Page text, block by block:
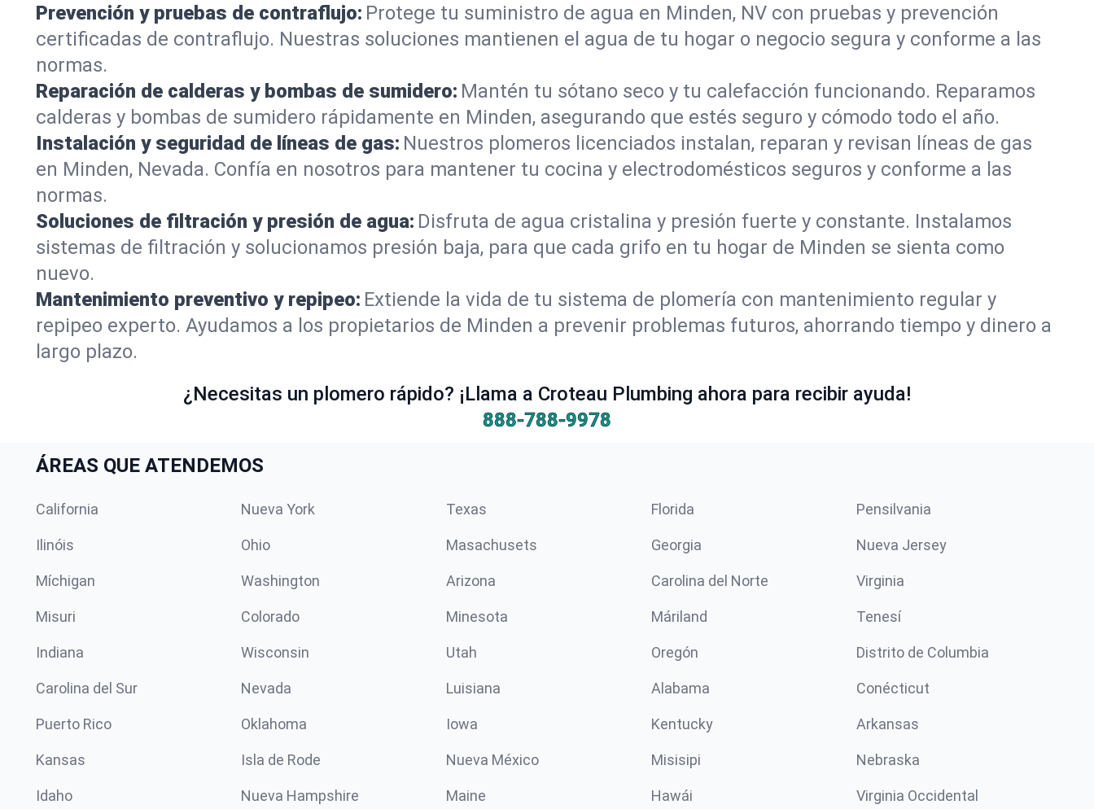
Prevención y pruebas de contraflujo: Protege tu suministro de agua en Minden, NV con pruebas y prevención
certificadas de contraflujo. Nuestras soluciones mantienen el agua de tu hogar o negocio segura y conforme a las
normas.
Reparación de calderas y bombas de sumidero: Mantén tu sótano seco y tu calefacción funcionando. Reparamos
calderas y bombas de sumidero rápidamente en Minden, asegurando que estés seguro y cómodo todo el año.
Instalación y seguridad de líneas de gas: Nuestros plomeros licenciados instalan, reparan y revisan líneas de gas
en Minden, Nevada. Confía en nosotros para mantener tu cocina y electrodomésticos seguros y conforme a las
normas.
Soluciones de filtración y presión de agua: Disfruta de agua cristalina y presión fuerte y constante. Instalamos
sistemas de filtración y solucionamos presión baja, para que cada grifo en tu hogar de Minden se sienta como
nuevo.
Mantenimiento preventivo y repipeo: Extiende la vida de tu sistema de plomería con mantenimiento regular y
repipeo experto. Ayudamos a los propietarios de Minden a prevenir problemas futuros, ahorrando tiempo y dinero a
largo plazo.
¿Necesitas un plomero rápido? ¡Llama a Croteau Plumbing ahora para recibir ayuda!
888-788-9978
ÁREAS QUE ATENDEMOS
California Nueva York Texas Florida Pensilvania
Ilinóis Ohio Masachusets Georgia Nueva Jersey
Míchigan Washington Arizona Carolina del Norte Virginia
Misuri Colorado Minesota Máriland Tenesí
Indiana Wisconsin Utah Oregón Distrito de Columbia
Carolina del Sur Nevada Luisiana Alabama Conécticut
Puerto Rico Oklahoma Iowa Kentucky Arkansas
Kansas Isla de Rode Nueva México Misisipi Nebraska
Idaho Nueva Hampshire Maine Hawái Virginia Occidental